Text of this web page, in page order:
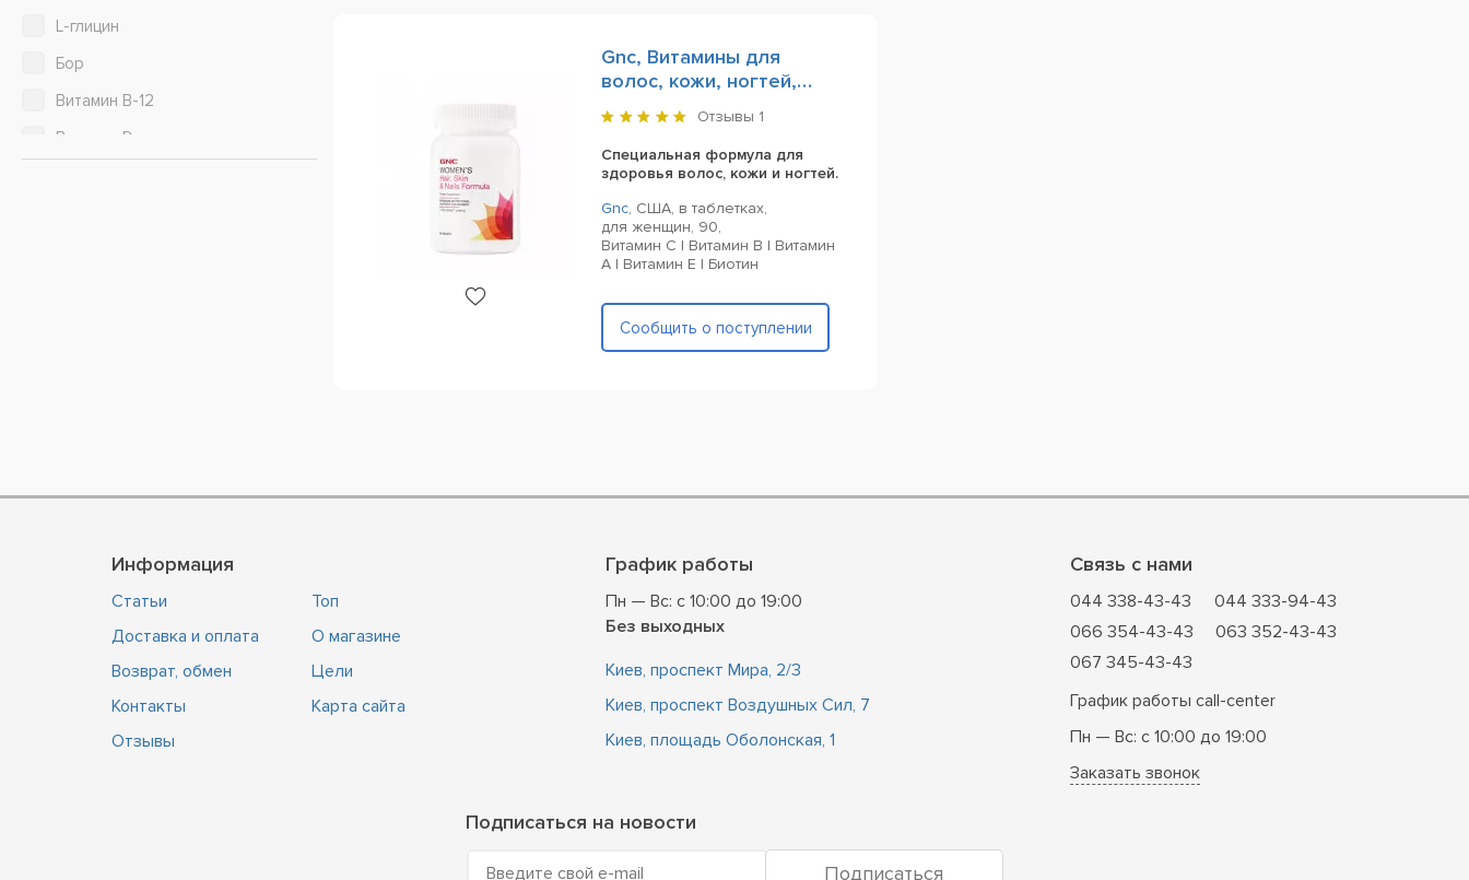
L-глицин
Бор
Витамин B-12
Витамин D
омега 3-6-9
Gnc, Витамины для
волос, кожи, ногтей,
Women's Hair, Skin & Nails
Formula 90 Tablets
Отзывы 1
Специальная формула для
здоровья волос, кожи и ногтей.
Gnc, США, в таблетках,
для женщин, 90,
Витамин C | Витамин B | Витамин
A | Витамин E | Биотин
Сообщить о поступлении
Информация
Статьи
Доставка и оплата
Возврат, обмен
Контакты
Отзывы
Топ
О магазине
Цели
Карта сайта
График работы
Пн — Вс: с 10:00 до 19:00
Без выходных
Киев, проспект Мира, 2/3
Киев, проспект Воздушных Сил, 7
Киев, площадь Оболонская, 1
Связь с нами
044 338-43-43
044 333-94-43
066 354-43-43
063 352-43-43
067 345-43-43
График работы call-center
Пн — Вс: с 10:00 до 19:00
Заказать звонок
Подписаться на новости
Введите свой e-mail Подписаться